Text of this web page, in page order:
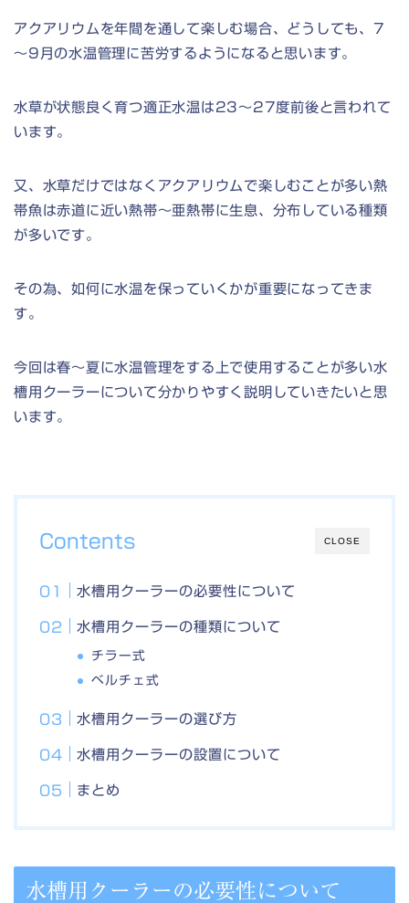
アクアリウムを年間を通して楽しむ場合、どうしても、7
～9月の水温管理に苦労するようになると思います。
水草が状態良く育つ適正水温は23～27度前後と言われて
います。
又、水草だけではなくアクアリウムで楽しむことが多い熱
帯魚は赤道に近い熱帯～亜熱帯に生息、分布している種類
が多いです。
その為、如何に水温を保っていくかが重要になってきま
す。
今回は春～夏に水温管理をする上で使用することが多い水
槽用クーラーについて分かりやすく説明していきたいと思
います。
CLOSE
Contents
水槽用クーラーの必要性について
水槽用クーラーの種類について
チラー式
ベルチェ式
水槽用クーラーの選び方
水槽用クーラーの設置について
まとめ
水槽用クーラーの必要性について